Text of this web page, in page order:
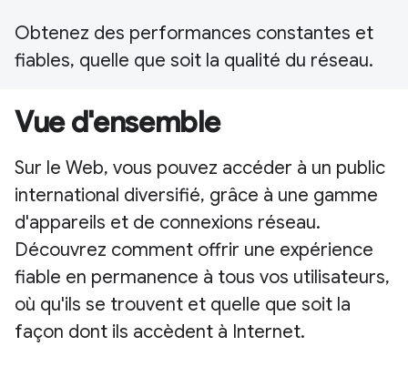
Obtenez des performances constantes et
fiables, quelle que soit la qualité du réseau.
Vue d'ensemble
Sur le Web, vous pouvez accéder à un public
international diversifié, grâce à une gamme
d'appareils et de connexions réseau.
Découvrez comment offrir une expérience
fiable en permanence à tous vos utilisateurs,
où qu'ils se trouvent et quelle que soit la
façon dont ils accèdent à Internet.